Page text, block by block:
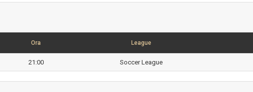
Ora League
21:00 Soccer League